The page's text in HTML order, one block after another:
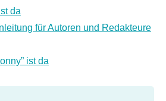
da
für Autoren und Redakteure
ist da